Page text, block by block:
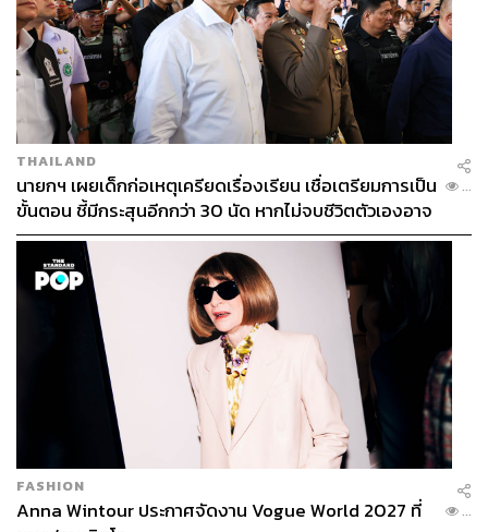
THAILAND
นายกฯ เผยเด็กก่อเหตุเครียดเรื่องเรียน เชื่อเตรียมการเป็น
ขั้นตอน ชี้มีกระสุนอีกกว่า 30 นัด หากไม่จบชีวิตตัวเองอาจ
สูญเสียเพิ่ม
...
FASHION
Anna Wintour ประกาศจัดงาน Vogue World 2027 ที่
...